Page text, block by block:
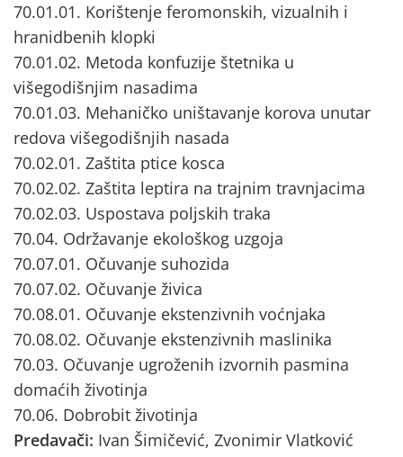
70.01.01. Korištenje feromonskih, vizualnih i
hranidbenih klopki
70.01.02. Metoda konfuzije štetnika u
višegodišnjim nasadima
70.01.03. Mehaničko uništavanje korova unutar
redova višegodišnjih nasada
70.02.01. Zaštita ptice kosca
70.02.02. Zaštita leptira na trajnim travnjacima
70.02.03. Uspostava poljskih traka
70.04. Održavanje ekološkog uzgoja
70.07.01. Očuvanje suhozida
70.07.02. Očuvanje živica
70.08.01. Očuvanje ekstenzivnih voćnjaka
70.08.02. Očuvanje ekstenzivnih maslinika
70.03. Očuvanje ugroženih izvornih pasmina
domaćih životinja
70.06. Dobrobit životinja
Predavači: Ivan Šimičević, Zvonimir Vlatković